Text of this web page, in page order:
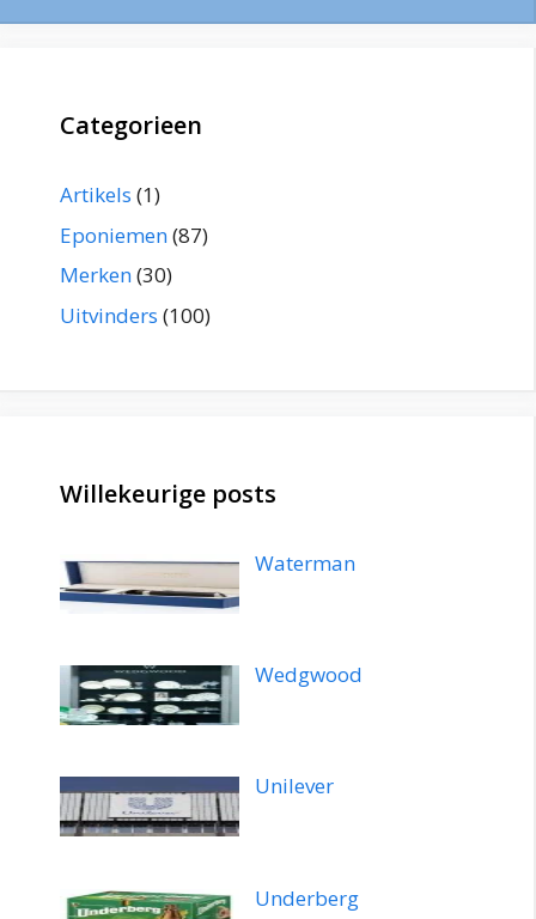
Categorieen
Artikels (1)
Eponiemen(87)
Merken(30)
Uitvinders (100)
Willekeurige posts
Waterman
Wedgwood
Unilever
Underberg